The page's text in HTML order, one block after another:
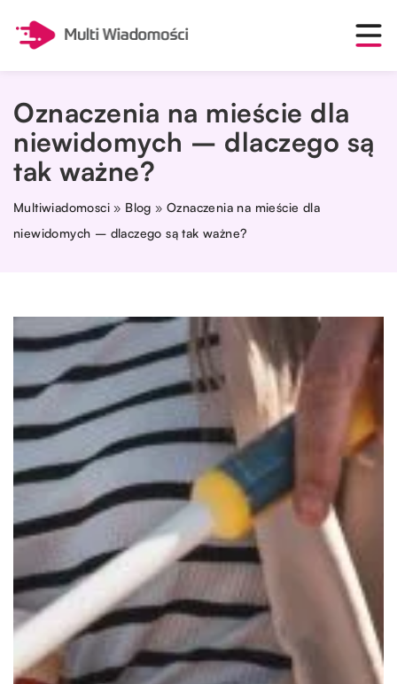
Oznaczenia na mieście dla
niewidomych – dlaczego są
tak ważne?
Multiwiadomosci » Blog »Oznaczenia na mieście dla
niewidomych – dlaczego są tak ważne?